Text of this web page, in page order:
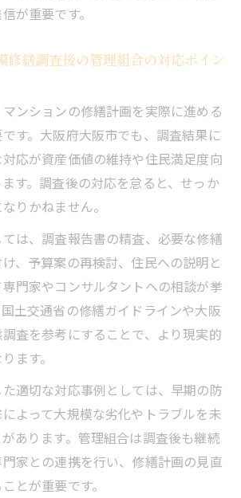
が重要です。
修繕調査後の管理組合の対応ポイン
ンションの修繕計画を実際に進める
す。大阪府大阪市でも、調査結果に
応が資産価値の維持や住民満足度向
す。調査後の対応を怠ると、せっか
りかねません。
は、調査報告書の精査、必要な修繕
、予算案の再検討、住民への説明と
門家やコンサルタントへの相談が挙
土交通省の修繕ガイドラインや大阪
査を参考にすることで、より現実的
ます。
適切な対応事例としては、早期の防
よって大規模な劣化やトラブルを未
あります。管理組合は調査後も継続
家との連携を行い、修繕計画の見直
とが重要です。